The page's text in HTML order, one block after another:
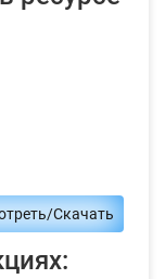
Скачать